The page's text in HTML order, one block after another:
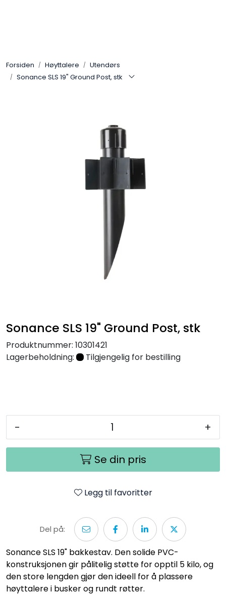
Forsiden Høyttalere
Utendørs
Sonance SLS 19" Ground Post, stk
Sonance SLS 19" Ground Post, stk
Produktnummer: 10301421
Lagerbeholdning:
Tilgjengelig for bestilling
- +
Se din pris
Legg til favoritter
Del på:
Sonance SLS 19" bakkestav. Den solide PVC-
konstruksjonen gir pålitelig støtte for opptil 5 kilo, og
den store lengden gjør den ideell for å plassere
høyttalere i busker og rundt røtter.
SONOS